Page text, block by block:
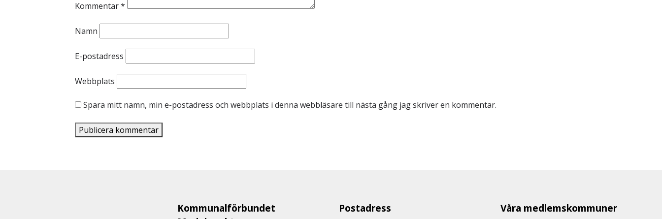
Kommentar*
Namn
E-postadress
Webbplats
Spara mitt namn, min e-postadress och webbplats i denna webbläsare till nästa gång jag skriver en kommentar.
Kommunalförbundet
Postadress Våra medlemskommuner